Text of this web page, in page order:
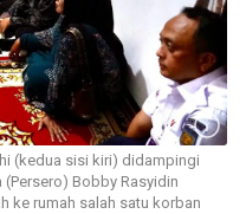
(kedua sisi kiri) didampingi
(Persero) Bobby Rasyidin
ke rumah salah satu korban